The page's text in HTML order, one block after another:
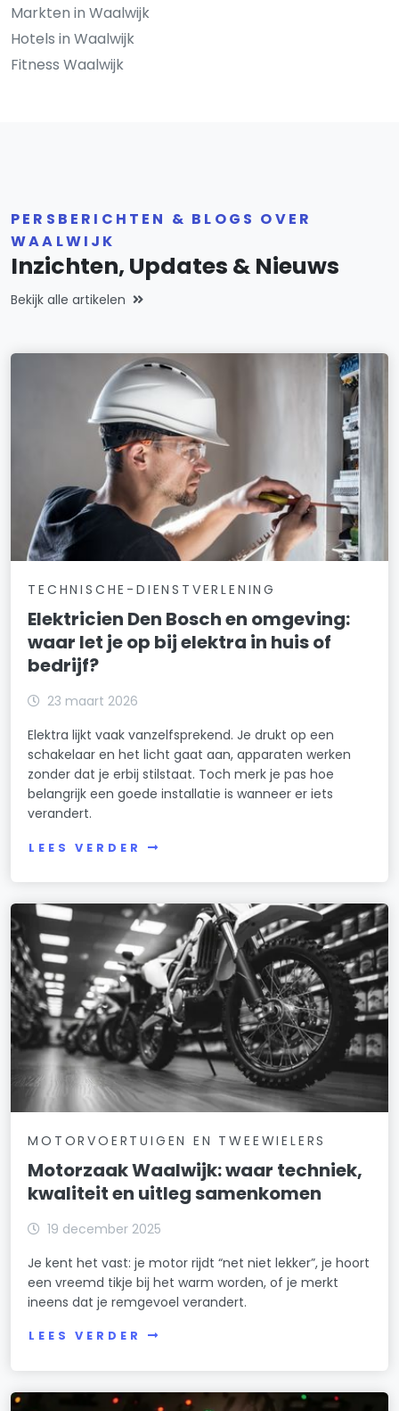
Markten in Waalwijk
Hotels in Waalwijk
Fitness Waalwijk
PERSBERICHTEN & BLOGS OVER
WAALWIJK
Inzichten, Updates & Nieuws
Bekijk alle artikelen
TECHNISCHE-DIENSTVERLENING
Elektricien Den Bosch en omgeving:
waar let je op bij elektra in huis of
bedrijf?
23 maart 2026
Elektra lijkt vaak vanzelfsprekend. Je drukt op een
schakelaar en het licht gaat aan, apparaten werken
zonder dat je erbij stilstaat. Toch merk je pas hoe
belangrijk een goede installatie is wanneer er iets
verandert.
LEES VERDER
MOTORVOERTUIGEN EN TWEEWIELERS
Motorzaak Waalwijk: waar techniek,
kwaliteit en uitleg samenkomen
19 december 2025
Je kent het vast: je motor rijdt “net niet lekker”, je hoort
een vreemd tikje bij het warm worden, of je merkt
ineens dat je remgevoel verandert.
LEES VERDER